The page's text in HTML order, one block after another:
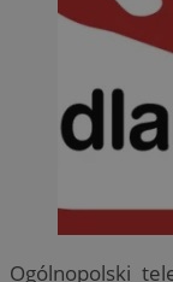
Ogólnopolski